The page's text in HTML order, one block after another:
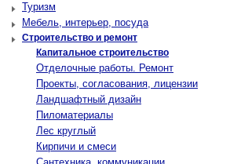
Туризм
Мебель, интерьер, посуда
Строительство и ремонт
Капитальное строительство
Отделочные работы. Ремонт
Проекты, согласования, лицензии
Ландшафтный дизайн
Пиломатериалы
Лес круглый
Кирпичи и смеси